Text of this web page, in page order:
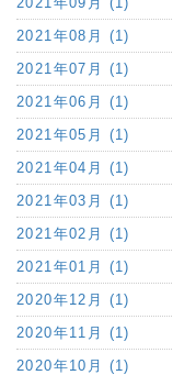
2021年08月 (1)
2021年07月 (1)
2021年06月 (1)
2021年05月 (1)
2021年04月 (1)
2021年03月 (1)
2021年02月 (1)
2021年01月 (1)
2020年12月 (1)
2020年11月 (1)
2020年10月 (1)